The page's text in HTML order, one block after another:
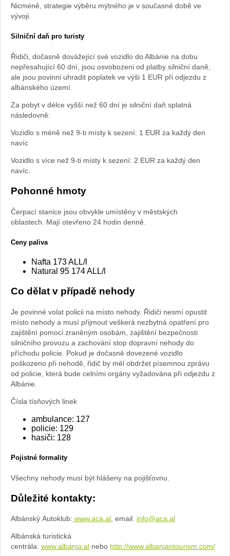
Nicméně, strategie výběru mýtného je v současné době ve
vývoji.
Silniční daň pro turisty
Řidiči, dočasně dovážející své vozidlo do Albánie na dobu
nepřesahující 60 dní, jsou osvobozeni od platby silniční daně,
ale jsou povinni uhradit poplatek ve výši 1 EUR při odjezdu z
albánského území.
Za pobyt v délce vyšší než 60 dní je silniční daň splatná
následovně:
Vozidlo s méně než 9-ti místy k sezení: 1 EUR za každý den
navíc
Vozidlo s více než 9-ti místy k sezení: 2 EUR za každý den
navíc.
Pohonné hmoty
Čerpací stanice jsou obvykle umístěny v městských
oblastech. Mají otevřeno 24 hodin denně.
Ceny paliva
Nafta 173 ALL/l
Natural 95 174 ALL/l
Co dělat v případě nehody
Je povinné volat policii na místo nehody. Řidiči nesmí opustit
místo nehody a musí přijmout veškerá nezbytná opatření pro
zajištění pomoci zraněným osobám, zajištění bezpečnosti
silničního provozu a zachování stop dopravní nehody do
příchodu policie. Pokud je dočasně dovezené vozidlo
poškozeno při nehodě, řidič by měl obdržet písemnou zprávu
od policie, která bude celními orgány vyžadována při odjezdu z
Albánie.
Čísla tísňových linek
ambulance: 127
policie: 129
hasiči: 128
Pojistné formality
Všechny nehody musí být hlášeny na pojišťovnu.
Důležité kontakty:
Albánský Autoklub: www.aca.al, email: info@aca.al
Albánská turistická
centrála: www.albania.al nebo http://www.albaniantourism.com/